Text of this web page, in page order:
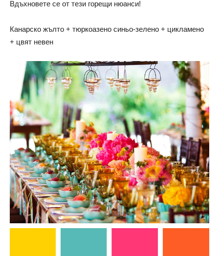
Вдъхновете се от тези горещи нюанси!
Канарско жълто + тюркоазено синьо-зелено + цикламено
+ цвят невен